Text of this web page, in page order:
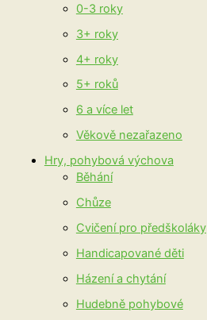
0-3 roky
3+ roky
4+ roky
5+ roků
6 a více let
Věkově nezařazeno
Hry, pohybová výchova
Běhání
Chůze
Cvičení pro předškoláky
Handicapované děti
Házení a chytání
Hudebně pohybové